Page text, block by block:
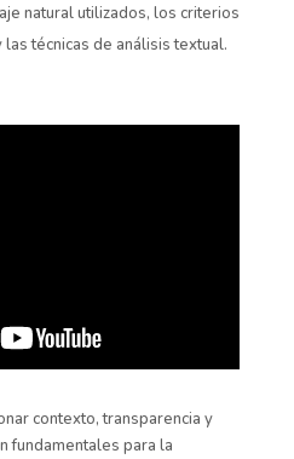
natural utilizados, los criterios
técnicas de análisis textual.
contexto, transparencia y
fundamentales para la